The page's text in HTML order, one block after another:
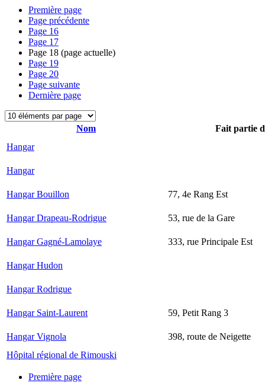
Première page
Page précédente
Page 16
Page 17
Page 18 (page actuelle)
Page 19
Page 20
Page suivante
Dernière page
Nom
Fait partie
Hangar
Hangar
Hangar Bouillon 77, 4e Rang Est
Hangar Drapeau-Rodrigue 53, rue de la Gare
Hangar Gagné-Lamolaye 333, rue Principale Est
Hangar Hudon
Hangar Rodrigue
Hangar Saint-Laurent 59, Petit Rang 3
Hangar Vignola
398, route de Neigette
Hôpital régional de Rimouski
Première page